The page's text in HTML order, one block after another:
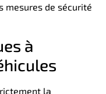
mesures de sécurité
à
la